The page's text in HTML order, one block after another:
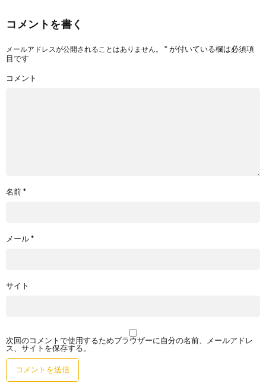
コメントを書く
メールアドレスが公開されることはありません。 *が付いている欄は必須項
目です
コメント
名前*
メール*
サイト
次回のコメントで使用するためブラウザーに自分の名前、メールアドレ
ス、サイトを保存する。